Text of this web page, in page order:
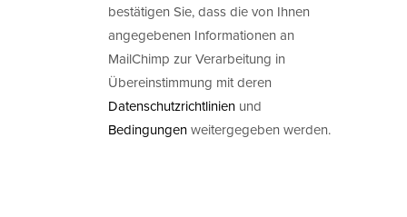
bestätigen Sie, dass die von Ihnen
angegebenen Informationen an
MailChimp zur Verarbeitung in
Übereinstimmung mit deren
Datenschutzrichtlinien und
Bedingungenweitergegeben werden.